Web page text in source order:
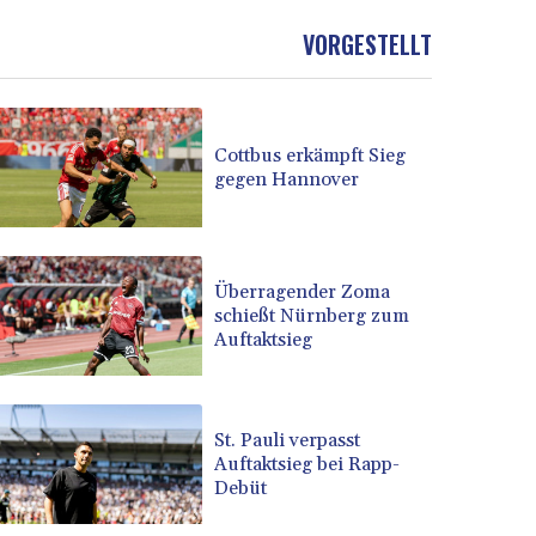
VORGESTELLT
Cottbus erkämpft Sieg
gegen Hannover
Überragender Zoma
schießt Nürnberg zum
Auftaktsieg
St. Pauli verpasst
Auftaktsieg bei Rapp-
Debüt